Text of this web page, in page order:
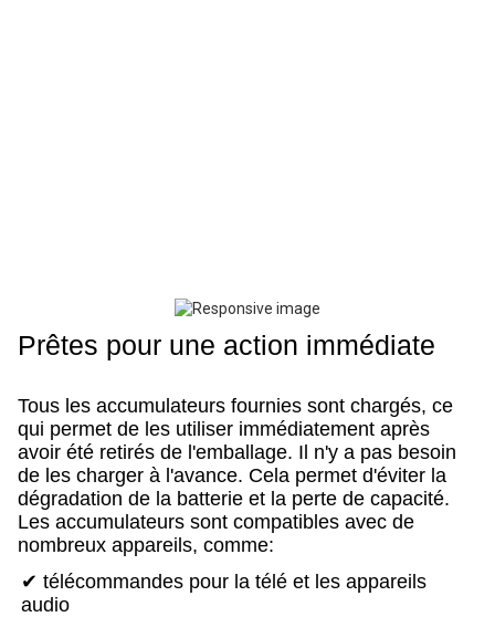
Prêtes pour une action immédiate
Tous les accumulateurs fournies sont chargés, ce
qui permet de les utiliser immédiatement après
avoir été retirés de l'emballage. Il n'y a pas besoin
de les charger à l'avance. Cela permet d'éviter la
dégradation de la batterie et la perte de capacité.
Les accumulateurs sont compatibles avec de
nombreux appareils, comme:
✔ télécommandes pour la télé et les appareils
audio